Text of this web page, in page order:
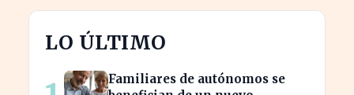
LO ÚLTIMO
Familiares de autónomos se